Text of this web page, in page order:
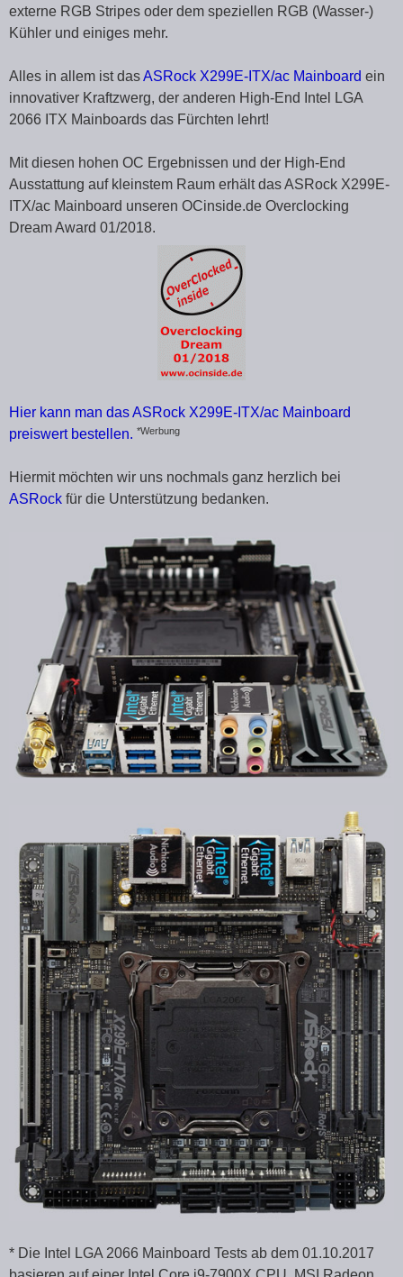
externe RGB Stripes oder dem speziellen RGB (Wasser-)
Kühler und einiges mehr.
Alles in allem ist dasASRock X299E-ITX/ac Mainboard ein
innovativer Kraftzwerg, der anderen High-End Intel LGA
2066 ITX Mainboards das Fürchten lehrt!
Mit diesen hohen OC Ergebnissen und der High-End
Ausstattung auf kleinstem Raum erhält das ASRock X299E-
ITX/ac Mainboard unseren OCinside.de Overclocking
Dream Award 01/2018.
Hier kann man das ASRock X299E-ITX/ac Mainboard
preiswert bestellen. *Werbung
Hiermit möchten wir uns nochmals ganz herzlich bei
ASRock für die Unterstützung bedanken.
* Die Intel LGA 2066 Mainboard Tests ab dem 01.10.2017